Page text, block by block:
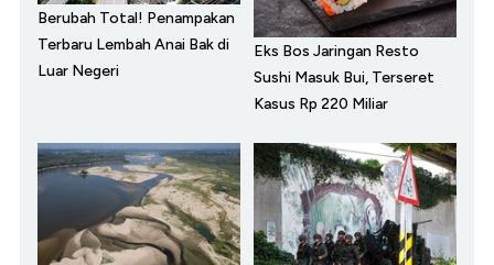
Berubah Total! Penampakan
Terbaru Lembah Anai Bak di
Luar Negeri
Eks Bos Jaringan Resto
Sushi Masuk Bui, Terseret
Kasus Rp 220 Miliar